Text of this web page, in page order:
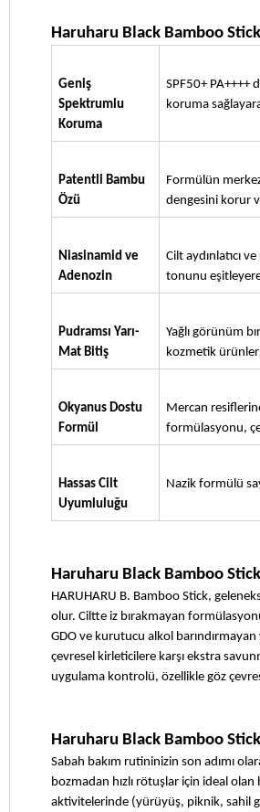
Haruharu Black Bamboo
Geniş
Spektrumlu
Koruma
SPF50+ PA++++
koruma
Patentli Bambu
Özü
Formülün
dengesini korur
Niasinamid ve
Adenozin
Cilt aydınlatıcı
tonunu
Pudramsı Yarı-
Mat Bitiş
Yağlı görünüm
kozmetik
Okyanus Dostu
Formül
Mercan
formülasyonu,
Hassas Cilt
Uyumluluğu
Nazik formülü
Haruharu Black Bamboo
HARUHARU B. Bamboo Stick,
olur. Ciltte iz bırakmayan
GDO ve kurutucu alkol
çevresel kirleticilere karşı ekstra
uygulama kontrolü, özellikle göz
Haruharu Black Bamboo
Sabah bakım rutininizin son adımı
bozmadan hızlı rötuşlar için ideal
aktivitelerinde (yürüyüş, piknik, sahil